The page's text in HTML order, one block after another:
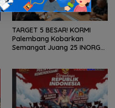
TARGET 5 BESAR! KORMI
Palembang Kobarkan
Semangat Juang 25 INORGA